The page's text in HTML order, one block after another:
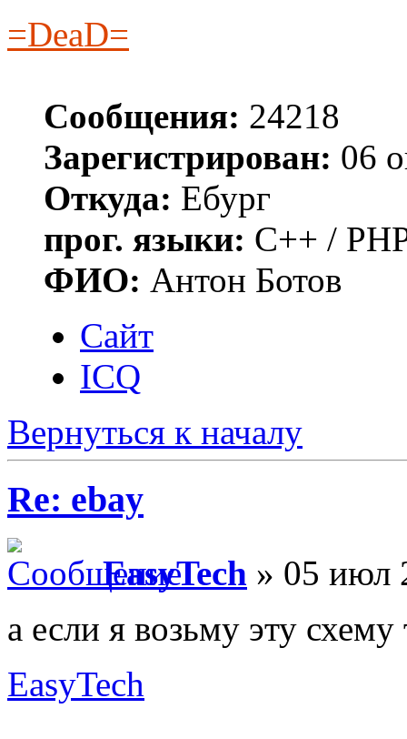
=DeaD=
Сообщения: 24218
Зарегистрирован: 06
Откуда: Ебург
прог. языки: C++ /
ФИО: Антон Ботов
Сайт
ICQ
Вернуться к началу
Re: ebay
EasyTech » 05 июл
а если я возьму эту
EasyTech